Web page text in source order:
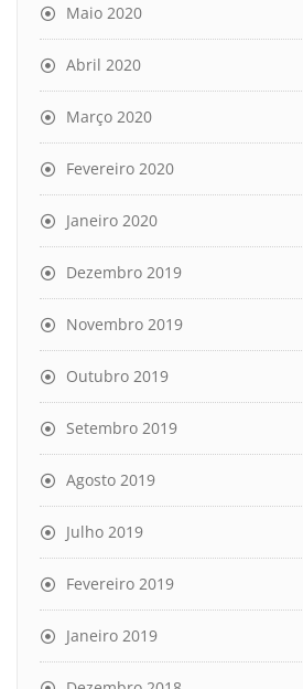
Maio 2020
Abril 2020
Março 2020
Fevereiro 2020
Janeiro 2020
Dezembro 2019
Novembro 2019
Outubro 2019
Setembro 2019
Agosto 2019
Julho 2019
Fevereiro 2019
Janeiro 2019